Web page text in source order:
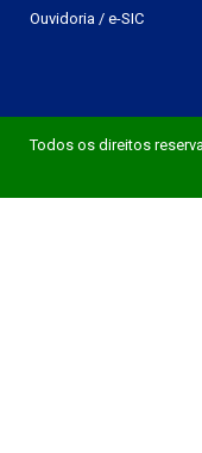
Ouvidoria / e-SIC
Todos os direitos